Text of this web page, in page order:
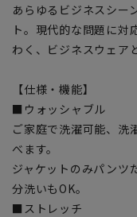
あらゆるビジネスシー
ト。現代的な問題に対
わく、ビジネスウェア
【仕様・機能】
■ウォッシャブル
ご家庭で洗濯可能、洗
べます。
ジャケットのみパンツ
分洗いもOK。
■ストレッチ